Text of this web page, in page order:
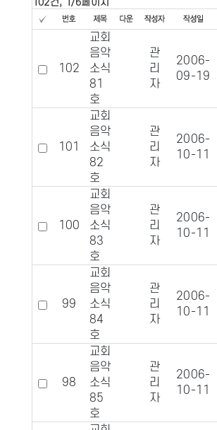
102건, 1/6페이지
102
교회
음악
소식
81
호
관
리
자
2006-
09-19
101
교회
음악
소식
82
호
관
리
자
2006-
10-11
100
교회
음악
소식
83
호
관
리
자
2006-
10-11
99
교회
음악
소식
84
호
관
리
자
2006-
10-11
98
교회
음악
소식
85
호
관
리
자
2006-
10-11